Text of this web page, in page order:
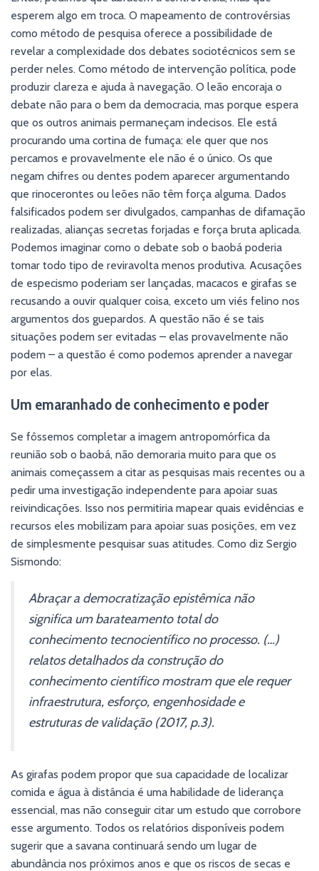
esperem algo em troca. O mapeamento de controvérsias
como método de pesquisa oferece a possibilidade de
revelar a complexidade dos debates sociotécnicos sem se
perder neles. Como método de intervenção política, pode
produzir clareza e ajuda à navegação. O leão encoraja o
debate não para o bem da democracia, mas porque espera
que os outros animais permaneçam indecisos. Ele está
procurando uma cortina de fumaça: ele quer que nos
percamos e provavelmente ele não é o único. Os que
negam chifres ou dentes podem aparecer argumentando
que rinocerontes ou leões não têm força alguma. Dados
falsificados podem ser divulgados, campanhas de difamação
realizadas, alianças secretas forjadas e força bruta aplicada.
Podemos imaginar como o debate sob o baobá poderia
tomar todo tipo de reviravolta menos produtiva. Acusações
de especismo poderiam ser lançadas, macacos e girafas se
recusando a ouvir qualquer coisa, exceto um viés felino nos
argumentos dos guepardos. A questão não é se tais
situações podem ser evitadas – elas provavelmente não
podem – a questão é como podemos aprender a navegar
por elas.
Um emaranhado de conhecimento e poder
Se fôssemos completar a imagem antropomórfica da
reunião sob o baobá, não demoraria muito para que os
animais começassem a citar as pesquisas mais recentes ou a
pedir uma investigação independente para apoiar suas
reivindicações. Isso nos permitiria mapear quais evidências e
recursos eles mobilizam para apoiar suas posições, em vez
de simplesmente pesquisar suas atitudes. Como diz Sergio
Sismondo:
Abraçar a democratização epistêmica não
significa um barateamento total do
conhecimento tecnocientífico no processo. (…)
relatos detalhados da construção do
conhecimento científico mostram que ele requer
infraestrutura, esforço, engenhosidade e
estruturas de validação (2017, p.3).
As girafas podem propor que sua capacidade de localizar
comida e água à distância é uma habilidade de liderança
essencial, mas não conseguir citar um estudo que corrobore
esse argumento. Todos os relatórios disponíveis podem
sugerir que a savana continuará sendo um lugar de
abundância nos próximos anos e que os riscos de secas e